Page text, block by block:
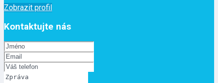
Zobrazit profil
Kontaktujte nás